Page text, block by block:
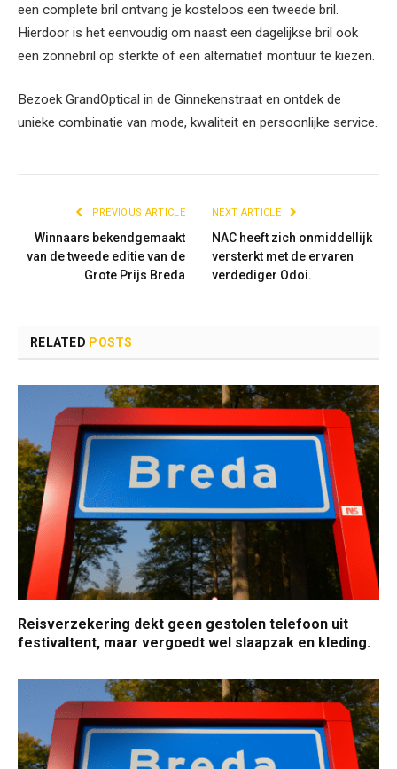
een complete bril ontvang je kosteloos een tweede bril.
Hierdoor is het eenvoudig om naast een dagelijkse bril ook
een zonnebril op sterkte of een alternatief montuur te kiezen.
Bezoek GrandOptical in de Ginnekenstraat en ontdek de
unieke combinatie van mode, kwaliteit en persoonlijke service.
PREVIOUS ARTICLE
Winnaars bekendgemaakt
van de tweede editie van de
Grote Prijs Breda
NEXT ARTICLE
NAC heeft zich onmiddellijk
versterkt met de ervaren
verdediger Odoi.
RELATED POSTS
Reisverzekering dekt geen gestolen telefoon uit
festivaltent, maar vergoedt wel slaapzak en kleding.